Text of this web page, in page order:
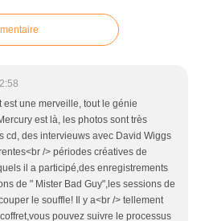
est une merveille, tout le génie
est là, les photos sont très
cd, des intervieuws avec David Wiggs
/> périodes créatives de
il a participé,des enregistrements
de " Mister Bad Guy",les sessions de
le souffle! Il y a<br /> tellement
pouvez suivre le processus